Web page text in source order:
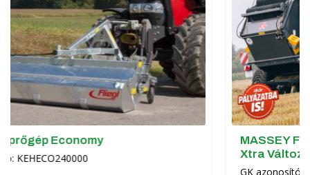
српски
Українська
MASSEY FERGUSON RB 4160 V
Xtra Változókamrás körbálázó